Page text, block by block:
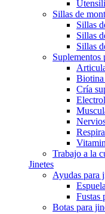
Sillas de
Sillas
Sillas
Sillas
Suplementos
Biotina
Cría
Trabajo a la
Jinetes
Ayudas para
Fustas
Botas para